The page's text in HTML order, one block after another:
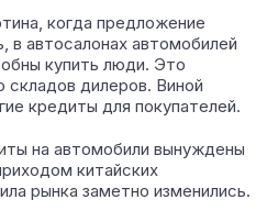
когда предложение
в автосалонах автомобилей
купить люди. Это
складов дилеров. Виной
кредиты для покупателей.
на автомобили вынуждены
китайских
рынка заметно изменились.